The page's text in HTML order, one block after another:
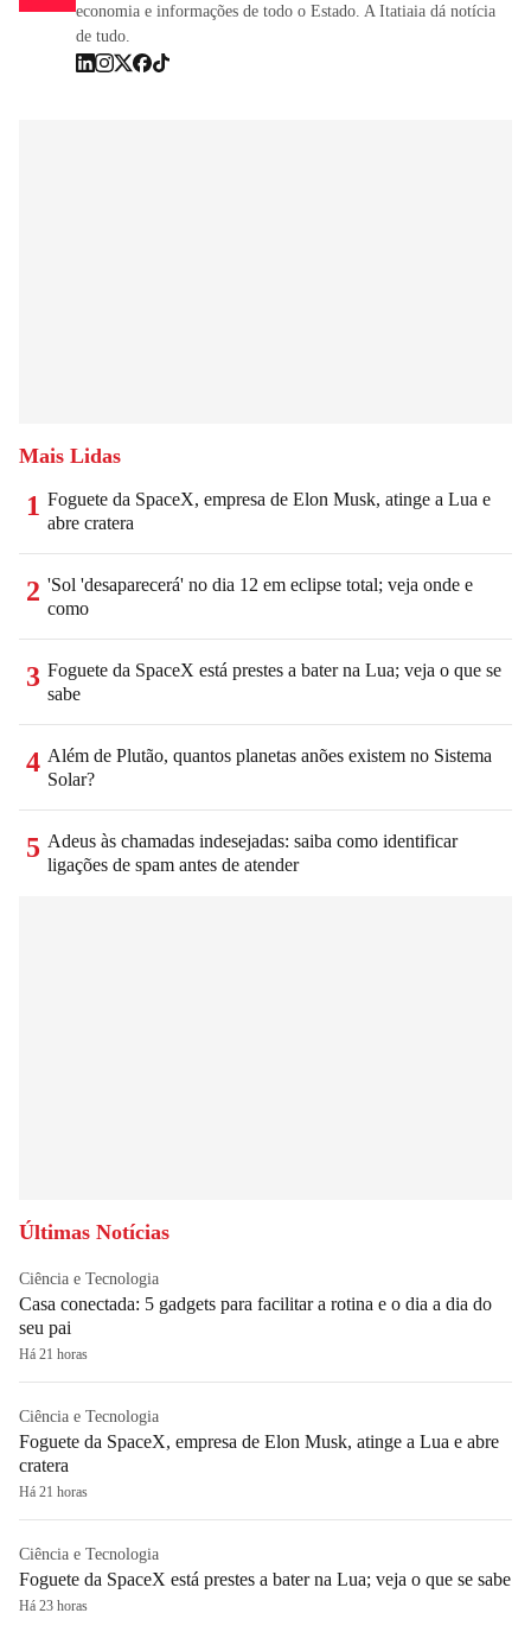
economia e informações de todo o Estado. A Itatiaia dá notícia
de tudo.
Mais Lidas
1 Foguete da SpaceX, empresa de Elon Musk, atinge a Lua e
abre cratera
2 'Sol 'desaparecerá' no dia 12 em eclipse total; veja onde e
como
3 Foguete da SpaceX está prestes a bater na Lua; veja o que se
sabe
4 Além de Plutão, quantos planetas anões existem no Sistema
Solar?
5 Adeus às chamadas indesejadas: saiba como identificar
ligações de spam antes de atender
Últimas Notícias
Ciência e Tecnologia
Casa conectada: 5 gadgets para facilitar a rotina e o dia a dia do
seu pai
Há 21 horas
Ciência e Tecnologia
Foguete da SpaceX, empresa de Elon Musk, atinge a Lua e abre
cratera
Há 21 horas
Ciência e Tecnologia
Foguete da SpaceX está prestes a bater na Lua; veja o que se sabe
Há 23 horas